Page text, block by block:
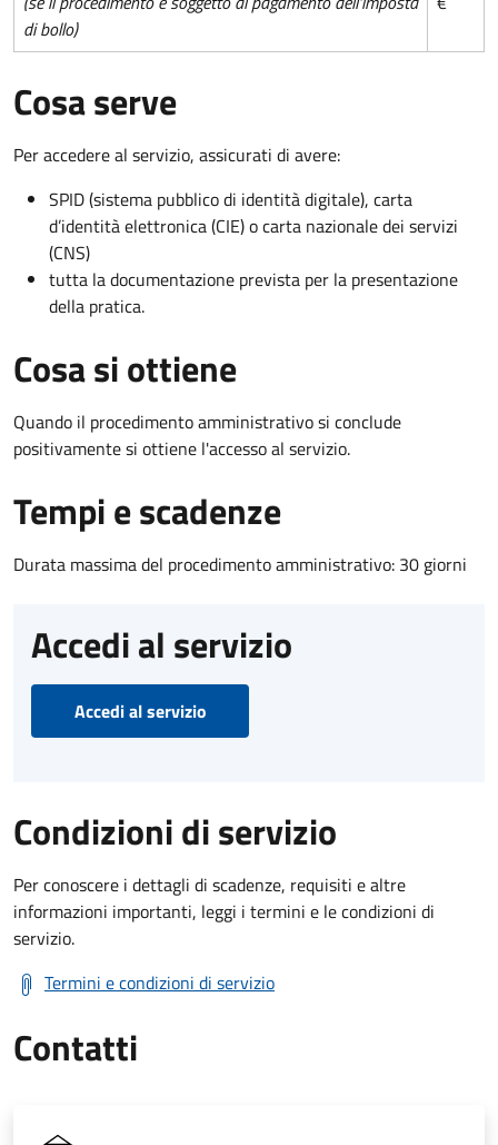
di bollo)
Cosa serve
Per accedere al servizio, assicurati di avere:
SPID (sistema pubblico di identità digitale), carta
d’identità elettronica (CIE) o carta nazionale dei servizi
(CNS)
tutta la documentazione prevista per la presentazione
della pratica.
Cosa si ottiene
Quando il procedimento amministrativo si conclude
positivamente si ottiene l'accesso al servizio.
Tempi e scadenze
Durata massima del procedimento amministrativo: 30 giorni
Accedi al servizio
Accedi al servizio
Condizioni di servizio
Per conoscere i dettagli di scadenze, requisiti e altre
informazioni importanti, leggi i termini e le condizioni di
servizio.
Termini e condizioni di servizio
Contatti